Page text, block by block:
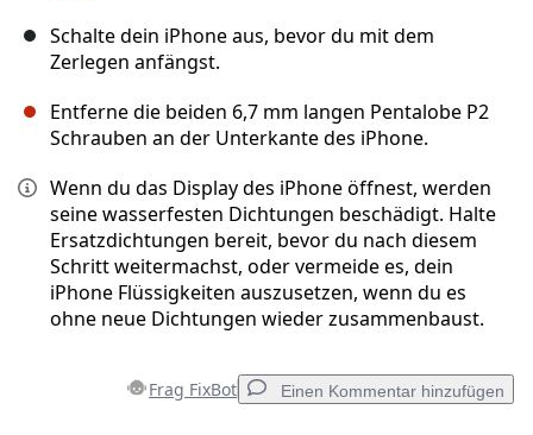
Schalte dein iPhone aus, bevor du mit dem
Zerlegen anfängst.
Entferne die beiden 6,7 mm langen Pentalobe P2
Schrauben an der Unterkante des iPhone.
Wenn du das Display des iPhone öffnest, werden
seine wasserfesten Dichtungen beschädigt. Halte
Ersatzdichtungen bereit, bevor du nach diesem
Schritt weitermachst, oder vermeide es, dein
iPhone Flüssigkeiten auszusetzen, wenn du es
ohne neue Dichtungen wieder zusammenbaust.
Frag FixBot Einen Kommentar hinzufügen